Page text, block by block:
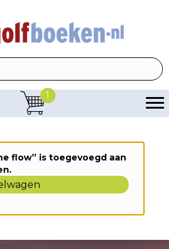
1
flow” is toegevoegd aan